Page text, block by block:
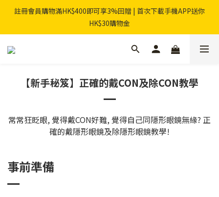
註冊會員購物滿HK$400即可享3%回贈 | 首次下載手機APP送你
HK$30購物金
【新手秘笈】正確的戴CON及除CON教學
常常狂眨眼, 覺得戴CON好難, 覺得自己同隱形眼鏡無緣? 正
確的戴隱形眼鏡及除隱形眼鏡教學!
事前準備